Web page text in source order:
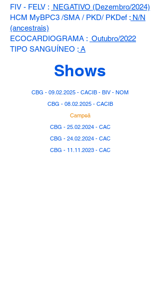
FIV - FELV : NEGATIVO (Dezembro/2024)
HCM MyBPC3 /SMA / PKD/ PKDef : N/N
(ancestrais)
ECOCARDIOGRAMA : Outubro/2022
TIPO SANGUÍNEO : A
Shows
CBG - 09.02.2025 - CACIB - BIV - NOM
CBG - 08.02.2025 - CACIB
Campeã
CBG - 25.02.2024- CAC
CBG - 24.02.2024 - CAC
CBG - 11.11.2023 - CAC